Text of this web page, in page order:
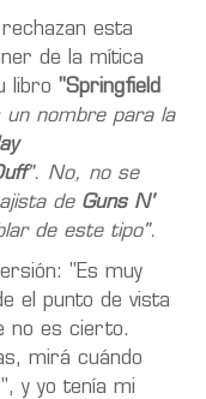
esta
de la mítica
libro "Springfield
un nombre para la
". No, no se
de Guns N'
de este tipo".
"Es muy
el punto de vista
no es cierto.
mirá cuándo
y yo tenía mi